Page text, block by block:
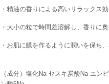
・精油の香りによる高いリラックス
・大小の粒で時間差溶解し、香りに
・お肌に膜を作るように潤いを保ち
（成分） 塩化Na セスキ炭酸Na エ